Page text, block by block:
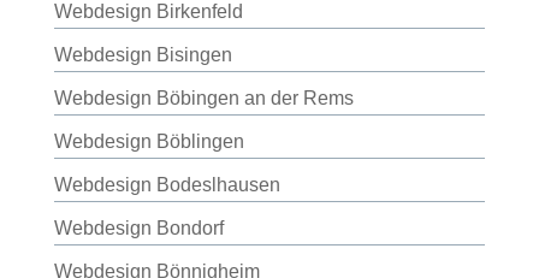
Webdesign Birkenfeld
Webdesign Bisingen
Webdesign Böbingen an der Rems
Webdesign Böblingen
Webdesign Bodeslhausen
Webdesign Bondorf
Webdesign Bönnigheim